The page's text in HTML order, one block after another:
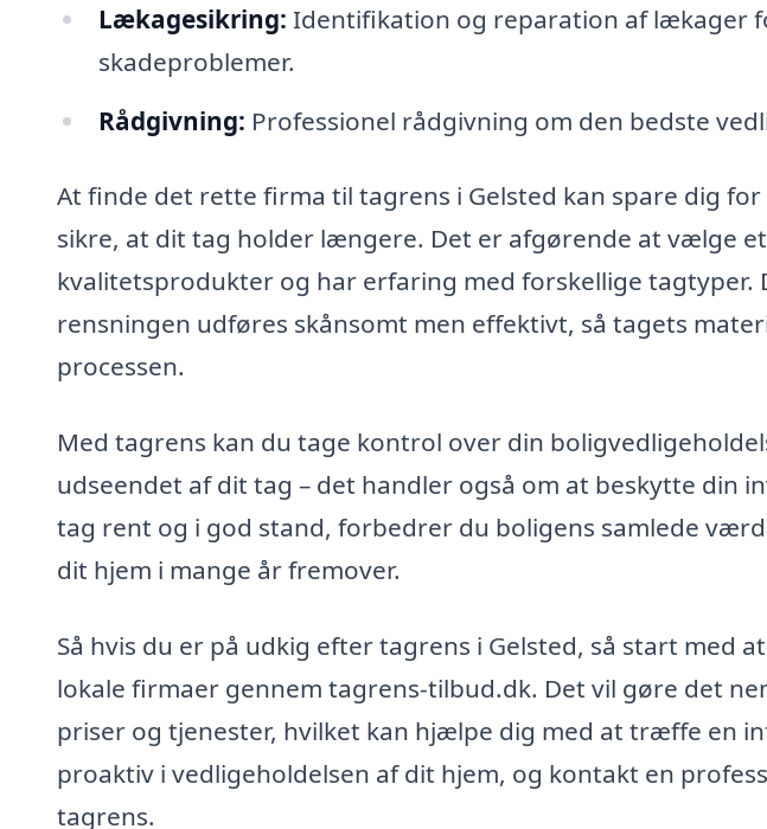
Lækagesikring: Identifikation og reparation af lækager
skadeproblemer.
Rådgivning: Professionel rådgivning om den bedste
At finde det rette firma til tagrens i Gelsted kan spare dig
sikre, at dit tag holder længere. Det er afgørende at vælge
kvalitetsprodukter og har erfaring med forskellige tagtyper.
rensningen udføres skånsomt men effektivt, så tagets
processen.
Med tagrens kan du tage kontrol over din
udseendet af dit tag – det handler også om at beskytte din
tag rent og i god stand, forbedrer du boligens samlede
dit hjem i mange år fremover.
Så hvis du er på udkig efter tagrens i Gelsted, så start med
lokale firmaer gennem tagrens-tilbud.dk. Det vil gøre det
priser og tjenester, hvilket kan hjælpe dig med at træffe en
proaktiv i vedligeholdelsen af dit hjem, og kontakt en
tagrens.